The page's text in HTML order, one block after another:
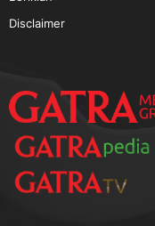
TERPOPULER